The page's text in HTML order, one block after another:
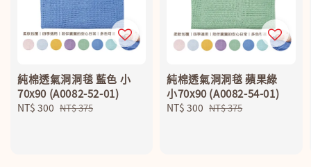
純棉透氣洞洞毯 藍色 小
70x90 (A0082-52-01)
Sale
NT$ 300 Regular
NT$ 375
純棉透氣洞洞毯 蘋果綠
小70x90 (A0082-54-01)
Sale
NT$ 300 Regular
NT$ 375